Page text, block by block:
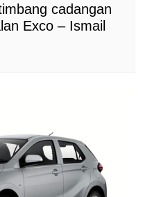
cadangan
Exco – Ismail